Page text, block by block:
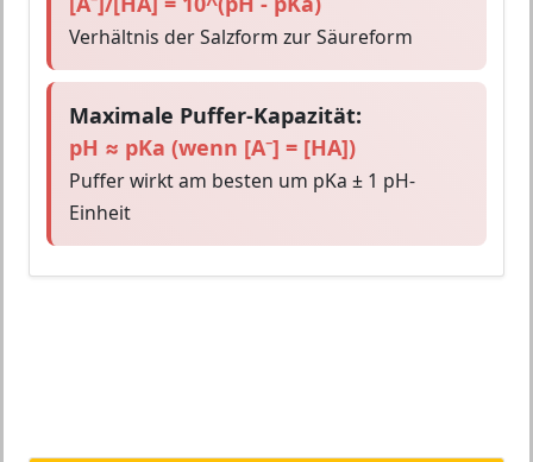
Verhältnis der Salzform zur Säureform
Maximale Puffer-Kapazität:
pH ≈ pKa (wenn [A⁻] = [HA])
Puffer wirkt am besten um pKa ± 1 pH-
Einheit